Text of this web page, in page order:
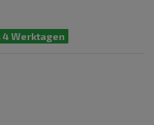
Werktagen